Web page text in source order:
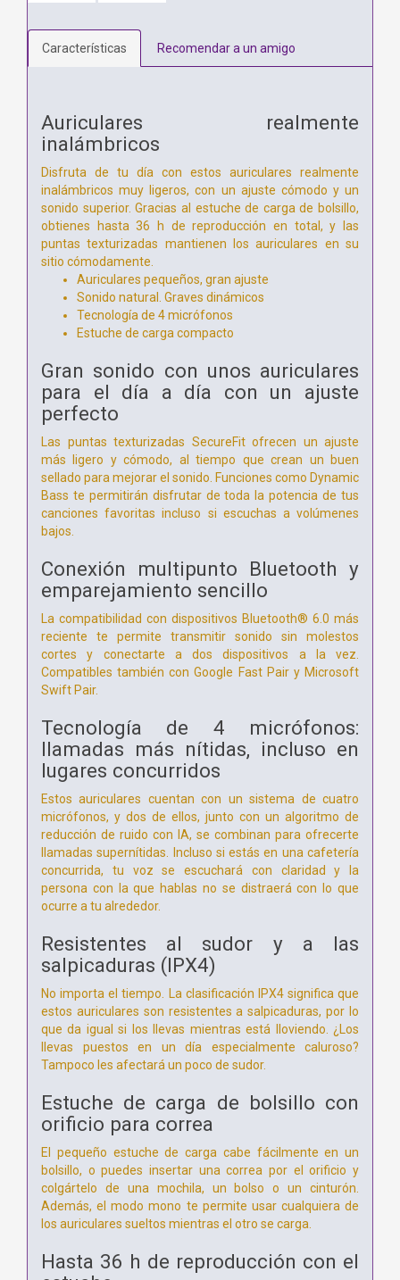
Características Recomendar a un amigo
Auriculares realmente
inalámbricos
Disfruta de tu día con estos auriculares realmente
inalámbricos muy ligeros, con un ajuste cómodo y un
sonido superior. Gracias al estuche de carga de bolsillo,
obtienes hasta 36 h de reproducción en total, y las
puntas texturizadas mantienen los auriculares en su
sitio cómodamente.
Auriculares pequeños, gran ajuste
Sonido natural. Graves dinámicos
Tecnología de 4 micrófonos
Estuche de carga compacto
Gran sonido con unos auriculares
para el día a día con un ajuste
perfecto
Las puntas texturizadas SecureFit ofrecen un ajuste
más ligero y cómodo, al tiempo que crean un buen
sellado para mejorar el sonido. Funciones como Dynamic
Bass te permitirán disfrutar de toda la potencia de tus
canciones favoritas incluso si escuchas a volúmenes
bajos.
Conexión multipunto Bluetooth y
emparejamiento sencillo
La compatibilidad con dispositivos Bluetooth® 6.0 más
reciente te permite transmitir sonido sin molestos
cortes y conectarte a dos dispositivos a la vez.
Compatibles también con Google Fast Pair y Microsoft
Swift Pair.
Tecnología de 4 micrófonos:
llamadas más nítidas, incluso en
lugares concurridos
Estos auriculares cuentan con un sistema de cuatro
micrófonos, y dos de ellos, junto con un algoritmo de
reducción de ruido con IA, se combinan para ofrecerte
llamadas supernítidas. Incluso si estás en una cafetería
concurrida, tu voz se escuchará con claridad y la
persona con la que hablas no se distraerá con lo que
ocurre a tu alrededor.
Resistentes al sudor y a las
salpicaduras (IPX4)
No importa el tiempo. La clasificación IPX4 significa que
estos auriculares son resistentes a salpicaduras, por lo
que da igual si los llevas mientras está lloviendo. ¿Los
llevas puestos en un día especialmente caluroso?
Tampoco les afectará un poco de sudor.
Estuche de carga de bolsillo con
orificio para correa
El pequeño estuche de carga cabe fácilmente en un
bolsillo, o puedes insertar una correa por el orificio y
colgártelo de una mochila, un bolso o un cinturón.
Además, el modo mono te permite usar cualquiera de
los auriculares sueltos mientras el otro se carga.
Hasta 36 h de reproducción con el